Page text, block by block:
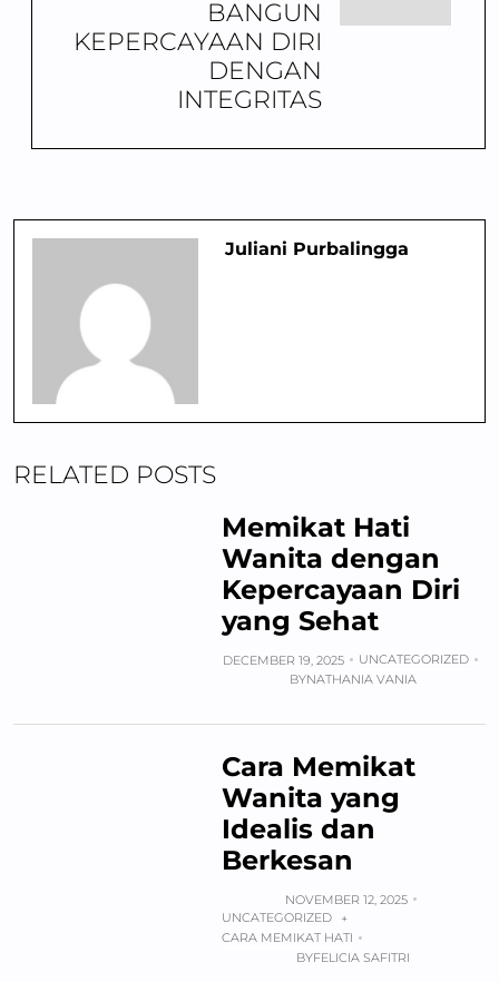
BANGUN
KEPERCAYAAN DIRI
DENGAN
INTEGRITAS
Juliani Purbalingga
RELATED POSTS
Memikat Hati
Wanita dengan
Kepercayaan Diri
yang Sehat
DECEMBER 19, 2025
UNCATEGORIZED
BYNATHANIA VANIA
Cara Memikat
Wanita yang
Idealis dan
Berkesan
NOVEMBER 12, 2025
UNCATEGORIZED
+
CARA MEMIKAT HATI
BYFELICIA SAFITRI